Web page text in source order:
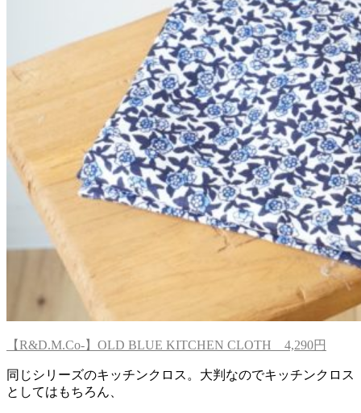
【R&D.M.Co-】OLD BLUE KITCHEN CLOTH 4,290円
同じシリーズのキッチンクロス。大判なのでキッチンクロス
としてはもちろん、